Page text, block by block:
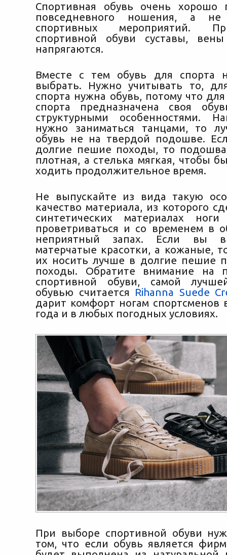
Спортивная обувь очень хорошо
повседневного ношения, а
спортивных мероприятий.
спортивной обуви суставы,
напрягаются.
Вместе с тем обувь для спорта
выбрать. Нужно учитывать то,
спорта нужна обувь, потому что
спорта предназначена своя
структурными особенностями.
нужно заниматься танцами, то
обувь не на твердой подошве.
долгие пешие походы, то
плотная, а стелька мягкая, чтобы
ходить продолжительное время.
Не выпускайте из вида такую
качество материала, из которого
синтетических материалах
проветриваться и со временем в
неприятный запах. Если вы
матерчатые красотки, а кожаные,
их носить лучше в долгие пешие
походы. Обратите внимание на
спортивной обуви, самой
обувью считается Rihanna Suede
дарит комфорт ногам спортсменов
года и в любых погодных условиях.
При выборе спортивной обуви
том, что если обувь является